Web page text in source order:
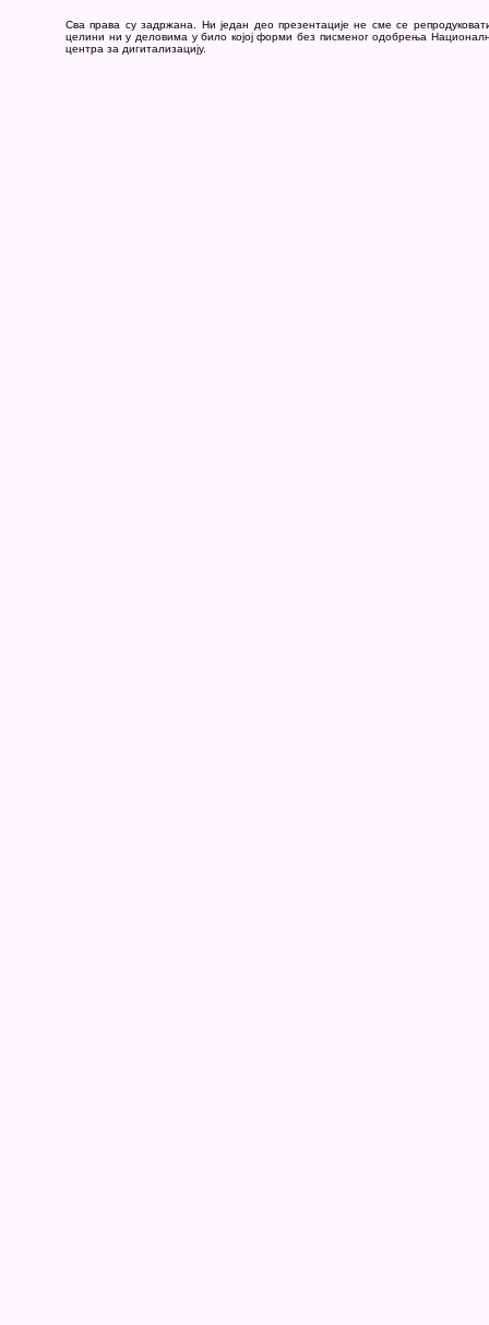
Сва права су задржана. Ни један део презентације не сме се
целини ни у деловима у било којој форми без писменог одобрења
центра за дигитализацију.